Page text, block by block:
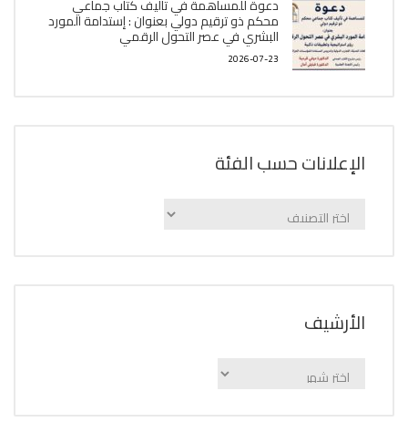
دعوة للمساهمة في تأليف كتاب جماعي
محكم ذو ترقيم دولي بعنوان : إستدامة المورد
البشري في عصر التحول الرقمي
2026-07-23
الإعلانات حسب الفئة
الإعلانات
اﻷرشيف
اﻷرشيف